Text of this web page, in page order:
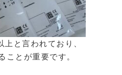
と言われており、
ことが重要です。